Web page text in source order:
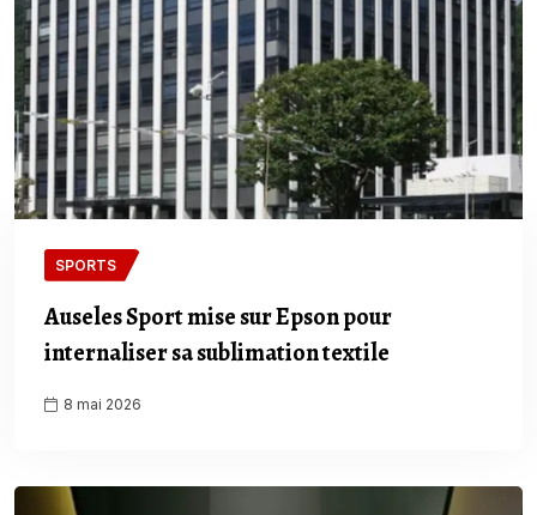
SPORTS
Auseles Sport mise sur Epson pour
internaliser sa sublimation textile
8 mai 2026